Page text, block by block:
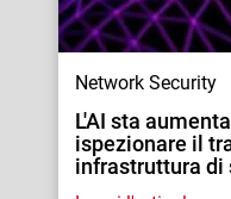
Network Security
L'AI sta
ispezionare il
infrastruttura di